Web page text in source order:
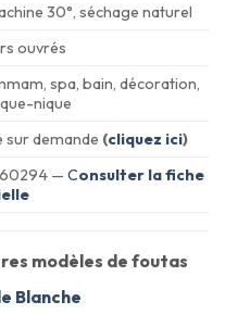
30°, séchage naturel
ouvrés
spa, bain, décoration,
nique
sur demande (cliquez ici)
— Consulter la fiche
modèles de foutas
Blanche